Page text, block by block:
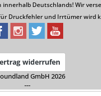
Deutschlands! Wir
Druckfehler und Irrtümer wird
widerrufen
GmbH 2026
---